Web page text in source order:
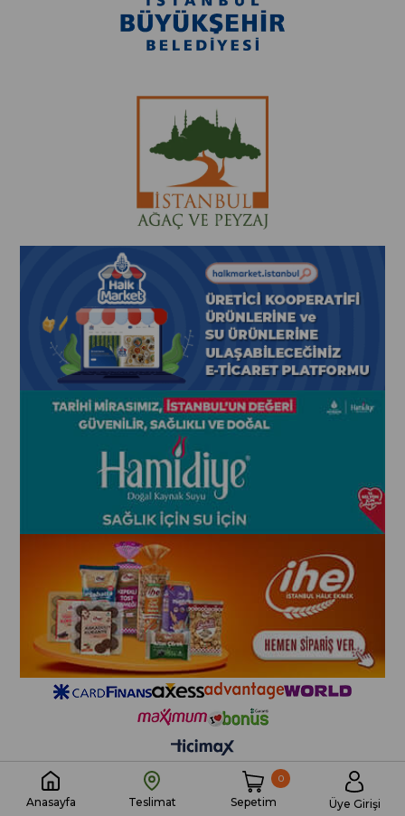
Anasayfa Teslimat Sepetim
0
Üye Girişi